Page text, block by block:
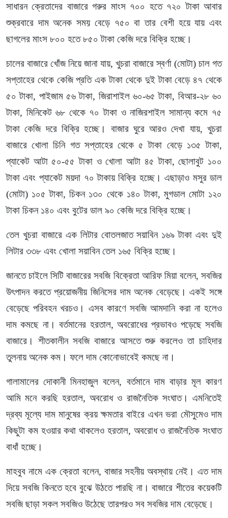
সাধারন ক্রেতাদের বাজারে গরুর মাংস ৭০০ হতে ৭২০ টাকা আবার
শুক্রবারে দাম অনেক সময় বেড়ে ৭৫০ বা তার বেশী হয়ে যায় এবং
ছাগলের মাংস ৮০০ হতে ৮৫০ টাকা কেজি দরে বিক্রি হচ্ছে।
চালের বাজারে খোঁজ নিয়ে জানা যায়, খুচরা বাজারে স্বর্ণা (মোটা) চাল গত
সপ্তাহের থেকে কেজি প্রতি এক টাকা থেকে দুই টাকা বেড়ে ৪৭ থেকে
৫০ টাকা, পাইজাম ৫৬ টাকা, জিরাশাইল ৬০-৬৫ টাকা, বিআর-২৮ ৬০
টাকা, মিনিকেট ৬৮ থেকে ৭০ টাকা ও নাজিরশাইল সামান্য কমে ৭৫
টাকা কেজি দরে বিক্রি হচ্ছে। বাজার ঘুরে আরও দেখা যায়, খুচরা
বাজারে খোলা চিনি গত সপ্তাহের থেকে ৫ টাকা বেড়ে ১৩৫ টাকা,
প্যাকেট আটা ৫০-৫৫ টাকা ও খোলা আটা ৪৫ টাকা, ছোলাবুট ১০০
টাকা এবং প্যাকেট ময়দা ৭০ টাকায় বিক্রি হচ্ছে। এছাড়াও মসুর ডাল
(মোটা) ১০৫ টাকা, চিকন ১৩০ থেকে ১৪০ টাকা, মুগডাল মোটা ১২০
টাকা চিকন ১৪০ এবং বুটের ডাল ৯০ কেজি দরে বিক্রি হচ্ছে।
তেল খুচরা বাজারে এক লিটার বোতলজাত সয়াবিন ১৬৯ টাকা এবং দুই
লিটার ৩৩৮ এবং খোলা সয়াবিন তেল ১৬৫ বিক্রি হচ্ছে।
জানতে চাইলে সিটি বাজারের সবজি বিক্রেতা আরিফ মিয়া বলেন, সবজির
উৎপাদন করতে প্রয়োজনীয় জিনিসের দাম অনেক বেড়েছে। একই সঙ্গে
বেড়েছে পরিবহন খরচও। এসব কারণে সবজি আমদানি করা না হলেও
দাম কমছে না। বর্তমানের হরতাল, অবরোধের প্রভাবও পড়েছে সবজি
বাজারে। শীতকালীন সবজি বাজারে আসতে শুরু করলেও তা চাহিদার
তুলনায় অনেক কম। ফলে দাম কোনোভাবেই কমছে না।
গালামালের দোকানী মিনহাজুল বলেন, বর্তমানে দাম বাড়ার মূল কারণ
আমি মনে করছি হরতাল, অবরোধ ও রাজনৈতিক সংঘাত। এমনিতেই
দ্রব্য মূল্যে দাম মানুষের ক্রয় ক্ষমতার বাইরে এখন ভরা মৌসুমেও দাম
কিছুটা কম হওয়ার কথা থাকলেও হরতাল, অবরোধ ও রাজনৈতিক সংঘাত
বাধাঁ হচ্ছে।
মাহবুব নামে এক ক্রেতা বলেন, বাজার সহনীয় অবস্থায় নেই। এত দাম
দিয়ে সবজি কিনতে হবে বুঝে উঠতে পারছি না। বাজারে শীতের কয়েকটি
সবজি ছাড়া সকল সবজিও উঠেছে তারপরও সব সবজির দাম বেড়েছে।